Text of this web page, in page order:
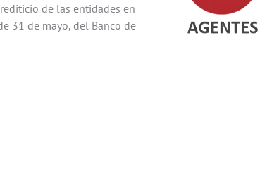
de las entidades en
31 de mayo, del Banco de